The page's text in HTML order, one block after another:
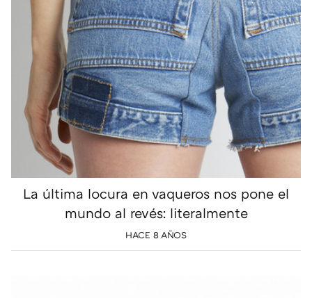
La última locura en vaqueros nos pone el
mundo al revés: literalmente
HACE 8 AÑOS